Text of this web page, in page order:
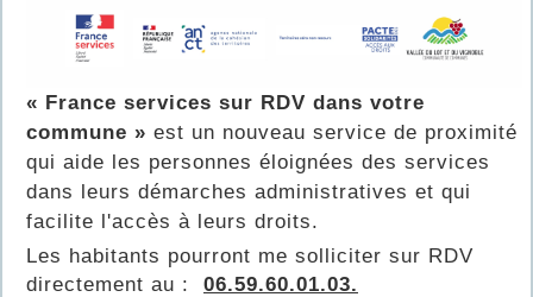
« France services sur RDV dans votre
commune » est un nouveau service de proximité
qui aide les personnes éloignées des services
dans leurs démarches administratives et qui
facilite l'accès à leurs droits.
Les habitants pourront me solliciter sur RDV
directement au : 06.59.60.01.03.